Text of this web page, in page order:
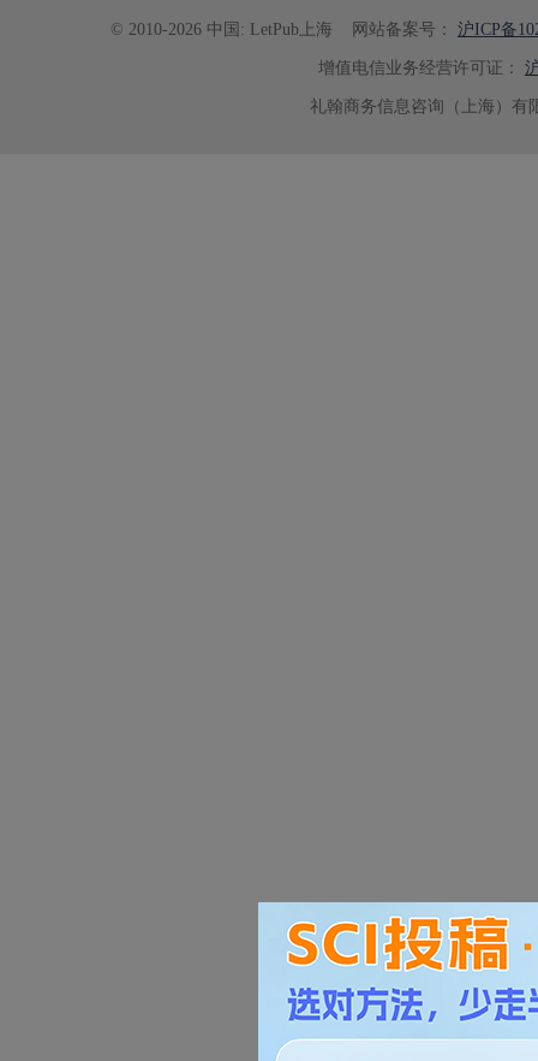
© 2010-2026 中国: LetPub上海 网站备案号： 沪ICP备
增值电信业务经营许可证：
礼翰商务信息咨询（上海）